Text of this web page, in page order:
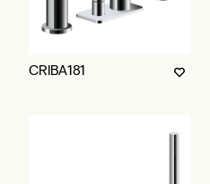
CRIBA181